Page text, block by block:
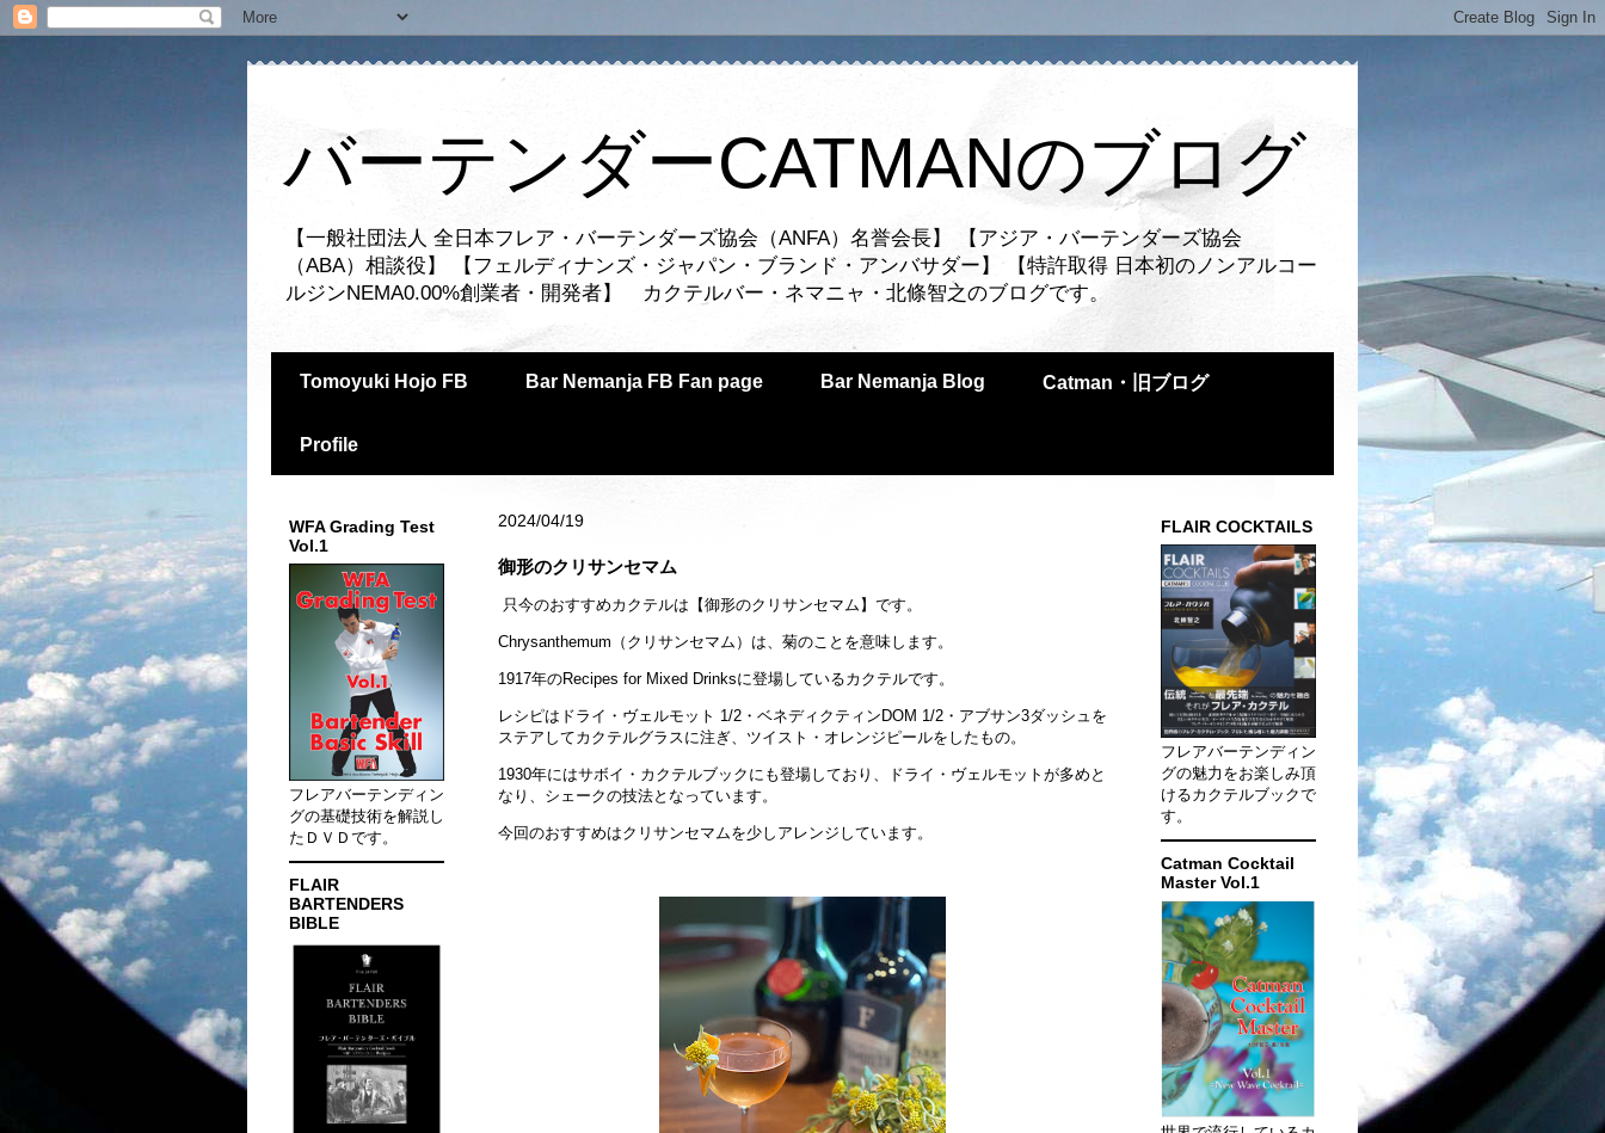
バーテンダーCATMANのブログ
【一般社団法人 全日本フレア・バーテンダーズ協会（ANFA）名誉会長】 【アジア・バーテンダーズ協会
（ABA）相談役】 【フェルディナンズ・ジャパン・ブランド・アンバサダー】 【特許取得 日本初のノンアルコー
ルジンNEMA0.00%創業者・開発者】 カクテルバー・ネマニャ・北條智之のブログです。
Tomoyuki Hojo FB Bar Nemanja FB Fan page Bar Nemanja Blog Catman・旧ブログ
Profile
2024/04/19
御形のクリサンセマム
只今のおすすめカクテルは【御形のクリサンセマム】です。
Chrysanthemum（クリサンセマム）は、菊のことを意味します。
1917年のRecipes for Mixed Drinksに登場しているカクテルです。
レシピはドライ・ヴェルモット 1/2・ベネディクティンDOM 1/2・アブサン3ダッシュを
ステアしてカクテルグラスに注ぎ、ツイスト・オレンジピールをしたもの。
1930年にはサボイ・カクテルブックにも登場しており、ドライ・ヴェルモットが多めと
なり、シェークの技法となっています。
今回のおすすめはクリサンセマムを少しアレンジしています。
WFA Grading Test
Vol.1
フレアバーテンディン
グの基礎技術を解説し
たＤＶＤです。
FLAIR
BARTENDERS
BIBLE
FLAIR COCKTAILS
フレアバーテンディン
グの魅力をお楽しみ頂
けるカクテルブックで
す。
Catman Cocktail
Master Vol.1